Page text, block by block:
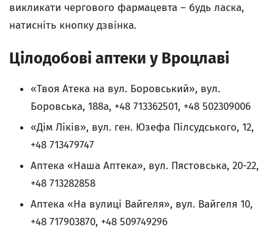
викликати чергового фармацевта – будь ласка,
натисніть кнопку дзвінка.
Цілодобові аптеки у Вроцлаві
«Твоя Атека на вул. Боровський», вул.
Боровська, 188a, +48 713362501, +48 502309006
«Дім Ліків», вул. ген. Юзефа Пілсудського, 12,
+48 713479747
Аптека «Наша Аптека», вул. Пястовська, 20-22,
+48 713282858
Аптека «На вулиці Вайгеля», вул. Вайгеля 10,
+48 717903870, +48 509749296